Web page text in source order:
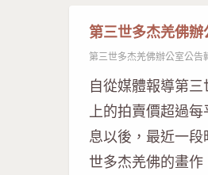
第三世多杰羌佛
第三世多杰羌佛辦公室公告
自從媒體報導第
上的拍賣價超過
息以後，最近一
世多杰羌佛的畫